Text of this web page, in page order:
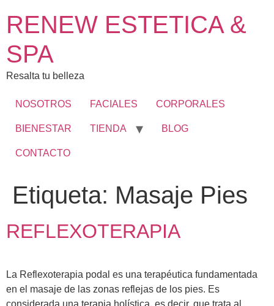
RENEW ESTETICA &
SPA
Resalta tu belleza
NOSOTROS FACIALES CORPORALES
BIENESTAR TIENDA BLOG
CONTACTO
Etiqueta: Masaje Pies
REFLEXOTERAPIA
La Reflexoterapia podal es una terapéutica fundamentada
en el masaje de las zonas reflejas de los pies. Es